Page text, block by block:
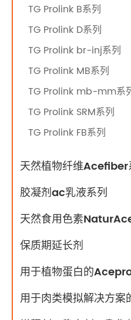
TG Prolink B系列
TG Prolink D系列
TG Prolink br-inj系列
TG Prolink MB系列
TG Prolink mb-mm系
TG Prolink SRM系列
TG Prolink FB系列
天然植物纤维Acefiber
胶凝剂ac乳液系列
天然食用色素
保质期延长剂
用于植物蛋白的
用于肉类模拟解决方案